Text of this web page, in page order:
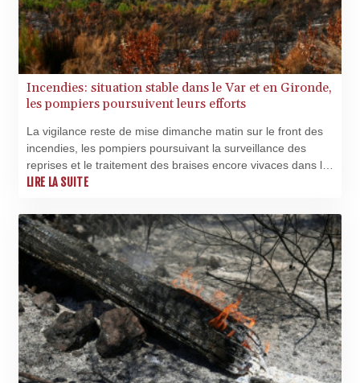
Incendies: situation stable dans le Var et en Gironde,
les pompiers poursuivent leurs efforts
La vigilance reste de mise dimanche matin sur le front des
incendies, les pompiers poursuivant la surveillance des
reprises et le traitement des braises encore vivaces dans le
Var et en Gironde, où les zones touchées par les flammes
LIRE LA SUITE